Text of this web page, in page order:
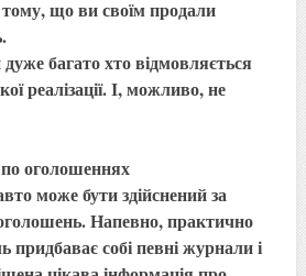
що ви своїм продали
багато хто відмовляється
реалізації. І, можливо, не
оголошеннях
може бути здійснений за
Напевно, практично
собі певні журнали і